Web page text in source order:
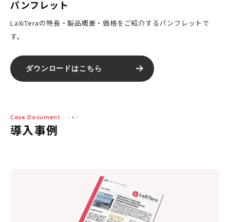
パンフレット
LaXiTeraの特長・製品概要・価格をご紹介するパンフレットで
す。
ダウンロードはこちら
Case Document
導入事例